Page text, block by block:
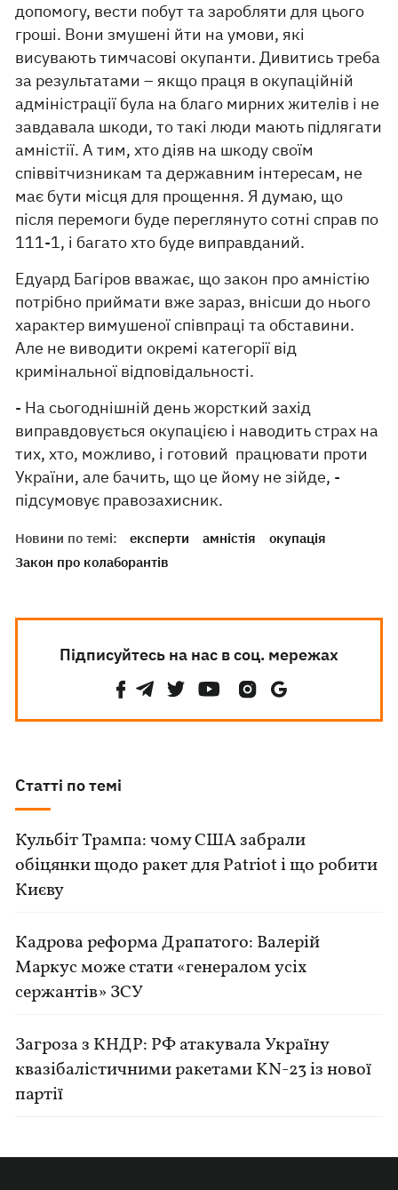
допомогу, вести побут та заробляти для цього
гроші. Вони змушені йти на умови, які
висувають тимчасові окупанти. Дивитись треба
за результатами – якщо праця в окупаційній
адміністрації була на благо мирних жителів і не
завдавала шкоди, то такі люди мають підлягати
амністії. А тим, хто діяв на шкоду своїм
співвітчизникам та державним інтересам, не
має бути місця для прощення. Я думаю, що
після перемоги буде переглянуто сотні справ по
111-1, і багато хто буде виправданий.
Едуард Багіров вважає, що закон про амністію
потрібно приймати вже зараз, внісши до нього
характер вимушеної співпраці та обставини.
Але не виводити окремі категорії від
кримінальної відповідальності.
- На сьогоднішній день жорсткий захід
виправдовується окупацією і наводить страх на
тих, хто, можливо, і готовий працювати проти
України, але бачить, що це йому не зійде, -
підсумовує правозахисник.
Новини по темі: експерти амністія
окупація
Закон про колаборантів
Підписуйтесь на нас в соц. мережах
Статті по темі
Кульбіт Трампа: чому США забрали
обіцянки щодо ракет для Patriot і що робити
Києву
Кадрова реформа Драпатого: Валерій
Маркус може стати «генералом усіх
сержантів» ЗСУ
Загроза з КНДР: РФ атакувала Україну
квазібалістичними ракетами KN-23 із нової
партії